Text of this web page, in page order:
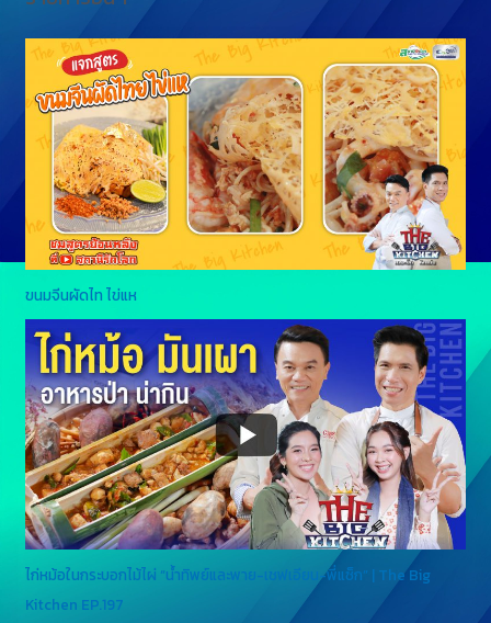
ขนมจีนผัดไท ไข่แห
ไก่หม้อในกระบอกไม้ไผ่ “น้ำทิพย์และพาย-เชฟเอียน-พี่แซ็ก” | The Big
Kitchen EP.197